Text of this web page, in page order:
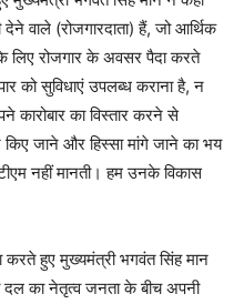
वाले (रोजगारदाता) हैं, जो आर्थिक
लिए रोजगार के अवसर पैदा करते
को सुविधाएं उपलब्ध कराना है, न
कारोबार का विस्तार करने से
किए जाने और हिस्सा मांगे जाने का भय
नहीं मानती। हम उनके विकास
करते हुए मुख्यमंत्री भगवंत सिंह मान
का नेतृत्व जनता के बीच अपनी